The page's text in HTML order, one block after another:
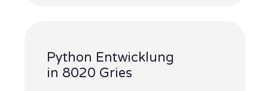
Python Entwicklung
in 8020 Gries